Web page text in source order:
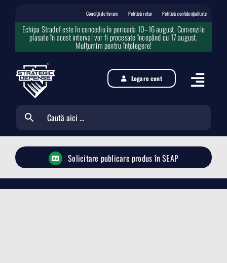
content
Condiții de livrare Politică retur Politică confidențialitate
Echipa Stradef este în concediu în perioada 10–16 august. Comenzile
plasate în acest interval vor fi procesate începând cu 17 august.
Mulțumim pentru înțelegere!
Logare cont
Solicitare publicare produs în SEAP